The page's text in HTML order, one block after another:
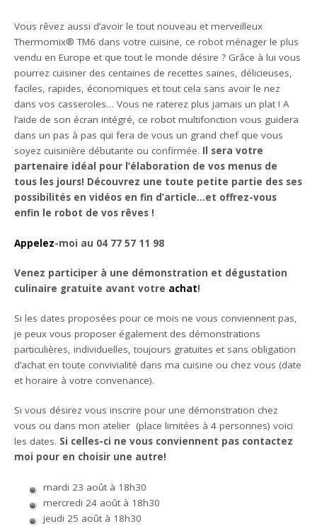
Vous rêvez aussi d’avoir le tout nouveau et merveilleux
Thermomix® TM6 dans votre cuisine, ce robot ménager le plus
vendu en Europe et que tout le monde désire ? Grâce à lui vous
pourrez cuisiner des centaines de recettes saines, délicieuses,
faciles, rapides, économiques et tout cela sans avoir le nez
dans vos casseroles… Vous ne raterez plus jamais un plat ! A
l’aide de son écran intégré, ce robot multifonction vous guidera
dans un pas à pas qui fera de vous un grand chef que vous
soyez cuisinière débutante ou confirmée. Il sera votre
partenaire idéal pour l’élaboration de vos menus de
tous les jours! Découvrez une toute petite partie des ses
possibilités en vidéos en fin d’article…et offrez-vous
enfin le robot de vos rêves !
Appelez-moi au 04 77 57 11 98
Venez participer à une démonstration et dégustation
culinaire gratuite avant votre achat!
Si les dates proposées pour ce mois ne vous conviennent pas,
je peux vous proposer également des démonstrations
particulières, individuelles, toujours gratuites et sans obligation
d’achat en toute convivialité dans ma cuisine ou chez vous (date
et horaire à votre convenance).
Si vous désirez vous inscrire pour une démonstration chez
vous ou dans mon atelier (place limitées à 4 personnes) voici
les dates. Si celles-ci ne vous conviennent pas contactez
moi pour en choisir une autre!
mardi 23 août à 18h30
mercredi 24 août à 18h30
jeudi 25 août à 18h30